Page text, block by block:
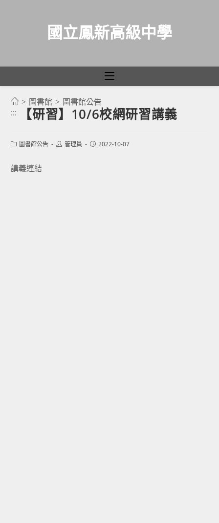
國立鳳新高級中學
> 圖書館 > 圖書館公告
:::
【研習】10/6校網研習講義
Post圖書館公告
Post管理員
Post2022-10-07
講義連結